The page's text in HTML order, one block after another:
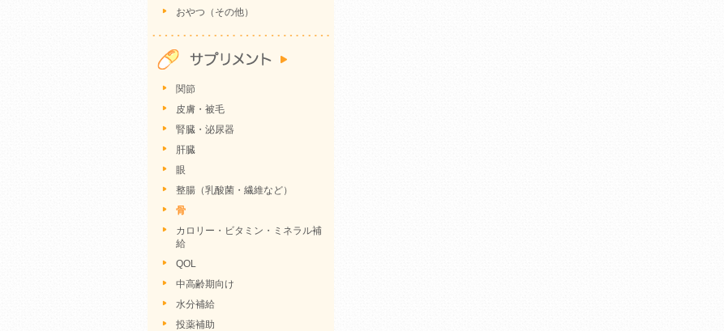
おやつ（その他）
関節
皮膚・被毛
腎臓・泌尿器
肝臓
眼
整腸（乳酸菌・繊維など）
骨
カロリー・ビタミン・ミネラル補
給
QOL
中高齢期向け
水分補給
投薬補助